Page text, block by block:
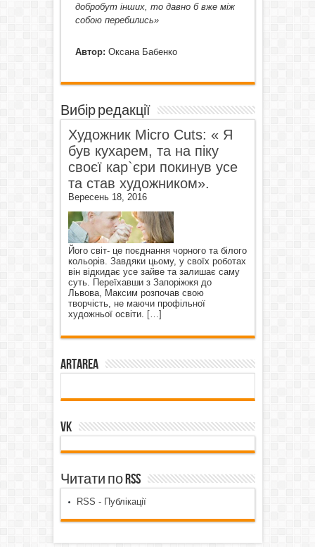
добробут інших, то давно б вже між
собою перебились»
Автор: Оксана Бабенко
Вибір редакції
Художник Micro Cuts: « Я
був кухарем, та на піку
своєї кар`єри покинув усе
та став художником».
Вересень 18, 2016
Його світ- це поєднання чорного та білого
кольорів. Завдяки цьому, у своїх роботах
він відкидає усе зайве та залишає саму
суть. Переїхавши з Запоріжжя до
Львова, Максим розпочав свою
творчість, не маючи профільної
художньої освіти. […]
ArtArea
VK
Читати по RSS
RSS - Публікації